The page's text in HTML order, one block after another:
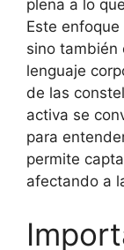
plena a lo
Este
sino también
lenguaje
de las
activa se
para
permite
afectando a